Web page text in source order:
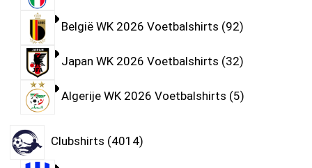
België WK 2026 Voetbalshirts 92
Japan WK 2026 Voetbalshirts 32
Algerije WK 2026 Voetbalshirts 5
Clubshirts 4014